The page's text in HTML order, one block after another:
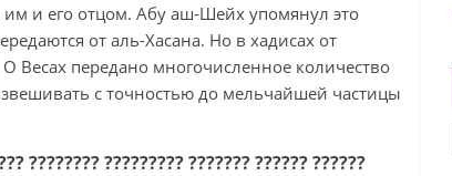
им и его отцом. Абу аш-Шейх упомянул это
от аль-Хасана. Но в хадисах от
Весах передано многочисленное количество
с точностью до мельчайшей частицы
???????? ????????? ??????? ?????? ??????